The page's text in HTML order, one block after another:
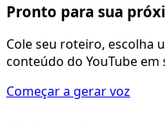
Pronto para sua
Cole seu roteiro, escolha
conteúdo do YouTube em
Começar a gerar voz